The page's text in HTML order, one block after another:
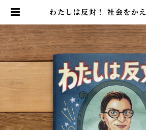
わたしは反対！ 社会をか
ンズバーグ | デビ―・リ
エリザベス・バドリー(
さくまゆみこ(翻訳) | 尾
漁村の本屋 トンガ坂